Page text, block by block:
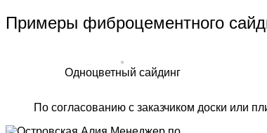
Примеры фиброцементного
Одноцветный сайдинг
По согласованию с заказчиком доски или